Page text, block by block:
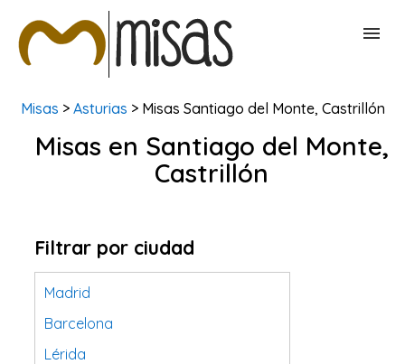
BUSCAR MISAS
Misas > Asturias > Misas Santiago del Monte, Castrillón
Misas en Santiago del Monte,
Castrillón
Filtrar por ciudad
Madrid
Barcelona
Lérida